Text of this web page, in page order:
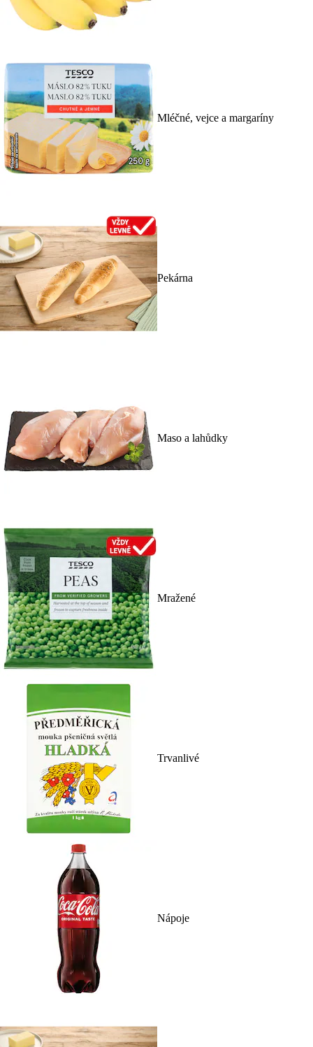
Mléčné, vejce a margaríny
Pekárna
Maso a lahůdky
Mražené
Trvanlivé
Nápoje